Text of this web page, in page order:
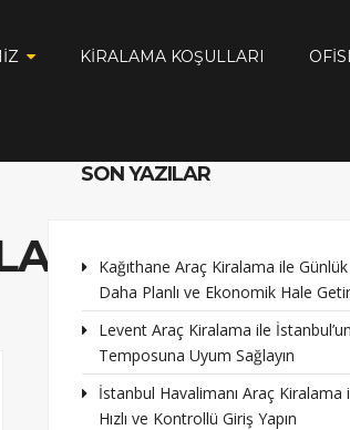
KIRALAMA KOŞULLARI
SON YAZILAR
Kağıthane Araç Kiralama ile Günlük
Daha Planlı ve Ekonomik Hale
Levent Araç Kiralama ile
Temposuna Uyum Sağlayın
İstanbul Havalimanı Araç Kiralama
Hızlı ve Kontrollü Giriş Yapın